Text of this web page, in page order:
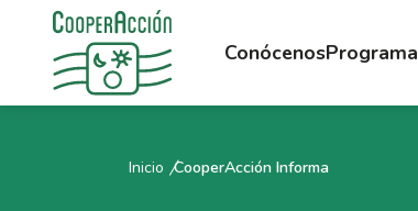
Conócenos
Inicio CooperAcción Informa